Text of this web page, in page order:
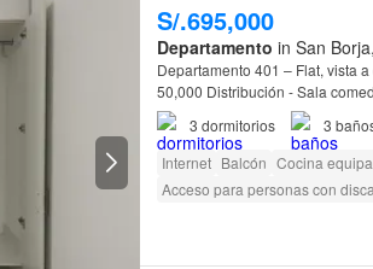
S/.695,000
Departamento in San
Departamento 401 – Flat, vista
50,000 Distribución - Sala comedor con excelente iluminación natural San Luis Además,
estarás muy cerca de: - Jockey
3 dormitorios 3
Internet Balcón Cocina
Acceso para personas con